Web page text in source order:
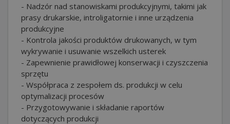
- Nadzór nad stanowiskami produkcyjnymi, takimi jak
prasy drukarskie, introligatornie i inne urządzenia
produkcyjne
- Kontrola jakości produktów drukowanych, w tym
wykrywanie i usuwanie wszelkich usterek
- Zapewnienie prawidłowej konserwacji i czyszczenia
sprzętu
- Współpraca z zespołem ds. produkcji w celu
optymalizacji procesów
- Przygotowywanie i składanie raportów
dotyczących produkcji